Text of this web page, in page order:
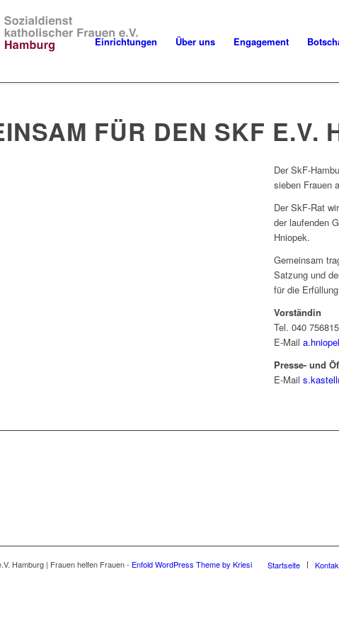
Einrichtungen Über uns Engagement
FÜR DEN SKF E.V.
Der SkF-
sieben Frauen
Der SkF-Rat
der laufenden
Hniopek.
Gemeinsam
Satzung und
für die
Vorständin
Tel. 040
E-Mail
Presse- und
E-Mail
Hamburg | Frauen helfen Frauen - Enfold WordPress Theme by Kriesi Startseite